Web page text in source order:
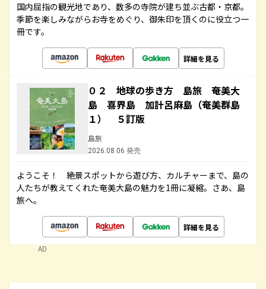
国内屈指の観光地であり、数多の寺院が建ち並ぶ古都・京都。
季節を楽しみながらお寺をめぐり、御朱印を頂くのに役立つ一
冊です。
詳細を見る
０２ 地球の歩き方 島旅 奄美大
島 喜界島 加計呂麻島（奄美群島
１） ５訂版
島旅
2026.08.06 発売
ようこそ！ 絶景スポットから遊び方、カルチャーまで、島の
人たちが教えてくれた奄美大島の魅力を1冊に凝縮。さあ、島
旅へ。
詳細を見る
AD